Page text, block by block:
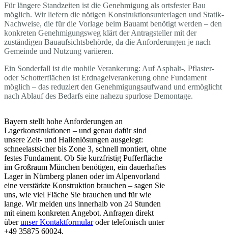
Für längere Standzeiten ist die Genehmigung als ortsfester Bau
möglich. Wir liefern die nötigen Konstruktionsunterlagen und Statik-
Nachweise, die für die Vorlage beim Bauamt benötigt werden – den
konkreten Genehmigungsweg klärt der Antragsteller mit der
zuständigen Bauaufsichtsbehörde, da die Anforderungen je nach
Gemeinde und Nutzung variieren.
Ein Sonderfall ist die mobile Verankerung: Auf Asphalt-, Pflaster-
oder Schotterflächen ist Erdnagelverankerung ohne Fundament
möglich – das reduziert den Genehmigungsaufwand und ermöglicht
nach Ablauf des Bedarfs eine nahezu spurlose Demontage.
Bayern stellt hohe Anforderungen an
Lagerkonstruktionen – und genau dafür sind
unsere Zelt- und Hallenlösungen ausgelegt:
schneelastsicher bis Zone 3, schnell montiert, ohne
festes Fundament. Ob Sie kurzfristig Pufferfläche
im Großraum München benötigen, ein dauerhaftes
Lager in Nürnberg planen oder im Alpenvorland
eine verstärkte Konstruktion brauchen – sagen Sie
uns, wie viel Fläche Sie brauchen und für wie
lange. Wir melden uns innerhalb von 24 Stunden
mit einem konkreten Angebot. Anfragen direkt
überunser Kontaktformularoder telefonisch unter
+49 35875 60024.